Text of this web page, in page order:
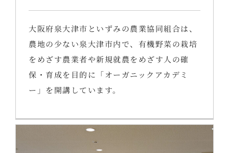
大阪府泉大津市といずみの農業協同組合は、
農地の少ない泉大津市内で、有機野菜の栽培
をめざす農業者や新規就農をめざす人の確
保・育成を目的に「オーガニックアカデミ
ー」を開講しています。